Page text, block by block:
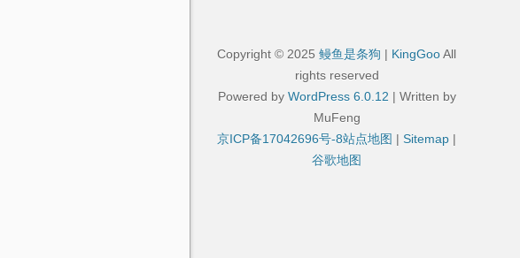
Copyright © 2025 鳗鱼是条狗 | KingGooAll
rights reserved
Powered by WordPress 6.0.12 | Written by
MuFeng
京ICP备17042696号-8站点地图 | Sitemap |
谷歌地图